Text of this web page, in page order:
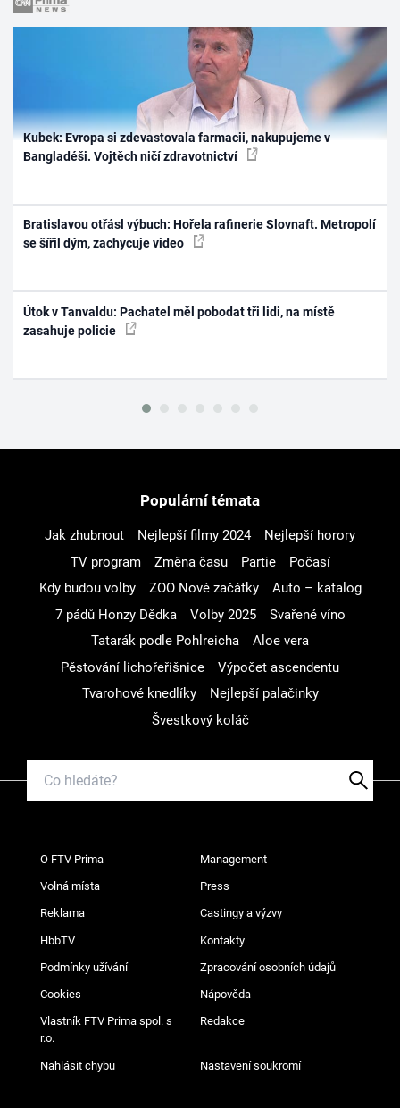
Kubek: Evropa si zdevastovala farmacii, nakupujeme v
Bangladéši. Vojtěch ničí zdravotnictví
Bratislavou otřásl výbuch: Hořela rafinerie Slovnaft. Metropolí
se šířil dým, zachycuje video
Útok v Tanvaldu: Pachatel měl pobodat tři lidi, na místě
zasahuje policie
Populární témata
Jak zhubnout Nejlepší filmy 2024
Nejlepší horory
TV program
Změna času Partie
Počasí
Kdy budou volby
ZOO Nové začátky
Auto – katalog
7 pádů Honzy Dědka
Volby 2025
Svařené víno
Tatarák podle Pohlreicha
Aloe vera
Pěstování lichořeřišnice
Výpočet ascendentu
Tvarohové knedlíky
Nejlepší palačinky
Švestkový koláč
O FTV Prima Management
Volná místa Press
Reklama Castingy a výzvy
HbbTV Kontakty
Podmínky užívání Zpracování osobních údajů
Cookies Nápověda
Vlastník FTV Prima spol. s
r.o.
Redakce
Nahlásit chybu Nastavení soukromí